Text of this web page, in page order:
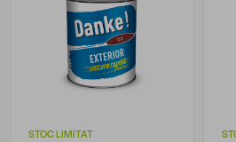
STOC LIMITAT